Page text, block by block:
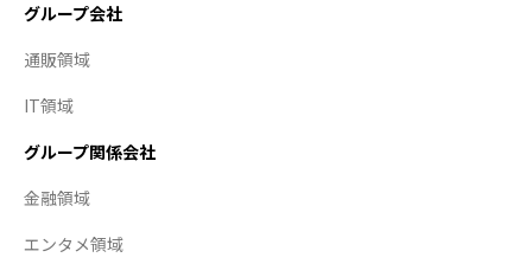
グループ会社
通販領域
IT領域
グループ関係会社
金融領域
エンタメ領域